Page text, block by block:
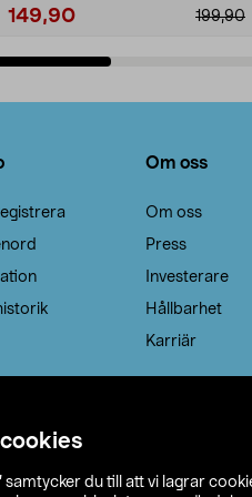
samtycker du till att vi lagrar
199,90
149,90
Om oss
Om oss
Press
Investerare
Hållbarhet
Karriär